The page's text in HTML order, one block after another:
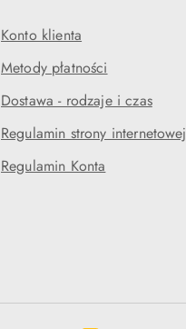
Konto klienta
Metody płatności
Dostawa - rodzaje i czas
Regulamin strony internetowej
Regulamin Konta